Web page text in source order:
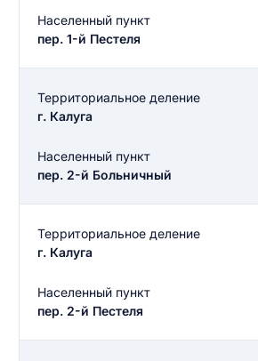
Населенный пункт
пер. 1-й Пестеля
Территориальное деление
г. Калуга
Населенный пункт
пер. 2-й Больничный
Территориальное деление
г. Калуга
Населенный пункт
пер. 2-й Пестеля